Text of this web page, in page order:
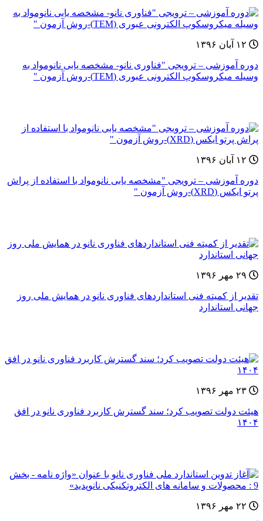
دوره آموزشی – ترویجی "فناوری نانو- مشخصه یابی نانومواد به
وسیله میکروسکوپ الکترونی عبوری (TEM)-روش آزمون "
دوره آموزشی – ترویجی "مشخصه یابی نانومواد با استفاده از پراش
پرتو ایکس (XRD)-روش آزمون "
تقدیر از کمیته فنی استانداردهای فناوری نانو در همایش ملی روز
جهانی استاندارد
هیئت دولت تصویب کرد؛ سند گسترش کاربرد فناوری نانو در افق
۱۴۰۴